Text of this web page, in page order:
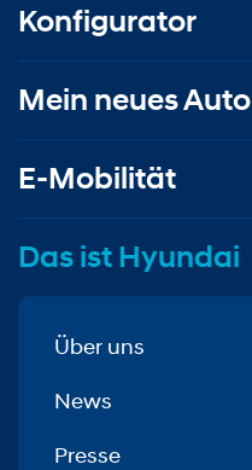
Konfigurator
Mein neues Auto
E-Mobilität
Das ist Hyundai
Über uns
News
Presse